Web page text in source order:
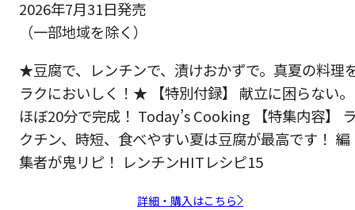
2026年7月31日発売
（一部地域を除く）
★豆腐で、レンチンで、漬けおかずで。真夏の料理
ラクにおいしく！★ 【特別付録】 献立に困らない。
ほぼ20分で完成！ Today’s Cooking 【特集内容】
クチン、時短、食べやすい夏は豆腐が最高です！ 編
集者が鬼リピ！ レンチンHITレシピ15
詳細・購入はこちら